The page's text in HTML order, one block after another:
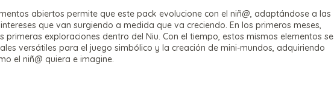
abiertos permite que este pack evolucione con el niñ@, adaptándose a las
que van surgiendo a medida que va creciendo. En los primeros meses,
primeras exploraciones dentro del Niu. Con el tiempo, estos mismos elementos se
versátiles para el juego simbólico y la creación de mini-mundos, adquiriendo
el niñ@ quiera e imagine.